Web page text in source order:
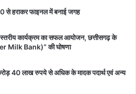
है और यह सभी स्तरों पर फुटबॉल के नए अवसरों
और दुनिया के सभी कोनों में खेल के विकास का
है।
कहा कि यह समर्पण उस बेहद रोमांचक यात्रा
रहा है।
से हराकर फाइनल में बनाई जगह
स्तरीय कार्यक्रम का सफल आयोजन, छत्तीसगढ़ के
Milk Bank)” की घोषणा
40 लाख रुपये से अधिक के मादक पदार्थ एवं अन्य